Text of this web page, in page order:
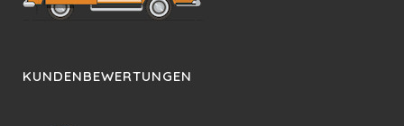
KUNDENBEWERTUNGEN